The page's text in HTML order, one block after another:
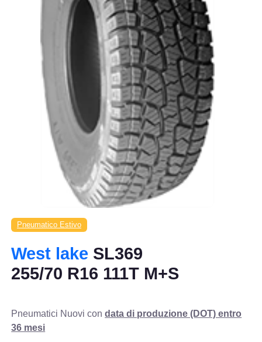
Pneumatico Estivo
West lake SL369
255/70 R16 111T M+S
Pneumatici Nuovi condata di produzione (DOT) entro
36 mesi